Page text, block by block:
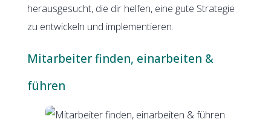
herausgesucht, die dir helfen, eine gute Strategie
zu entwickeln und implementieren.
Mitarbeiter finden, einarbeiten &
führen